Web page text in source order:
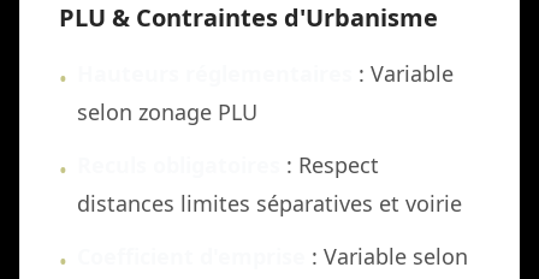
PLU & Contraintes d'Urbanisme
•
: Variable
selon zonage PLU
•
: Respect
distances limites séparatives et voirie
•
: Variable selon